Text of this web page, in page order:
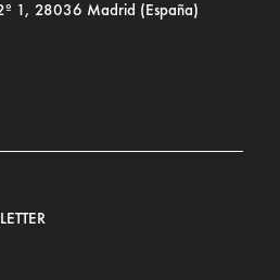
1, 28036 Madrid (España)